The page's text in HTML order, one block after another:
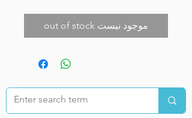
out of stock موجود نیست